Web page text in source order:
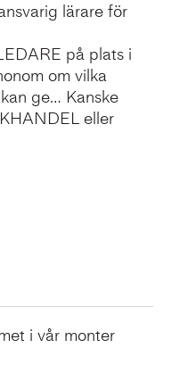
lärare för
på plats i
om vilka
ge… Kanske
eller
i vår monter